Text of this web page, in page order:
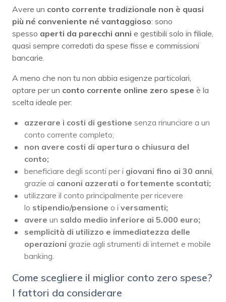
Avere un conto corrente tradizionale non è quasi
più né conveniente né vantaggioso: sono
spesso aperti da parecchi anni e gestibili solo in filiale,
quasi sempre corredati da spese fisse e commissioni
bancarie.
A meno che non tu non abbia esigenze particolari,
optare per un conto corrente online zero spese è la
scelta ideale per:
azzerare i costi di gestione senza rinunciare a un
conto corrente completo;
non avere costi di apertura o chiusura del
conto;
beneficiare degli sconti per i giovani fino ai 30 anni,
grazie ai canoni azzerati o fortemente scontati;
utilizzare il conto principalmente per ricevere
lo stipendio/pensione o i versamenti;
avere un saldo medio inferiore ai 5.000 euro;
semplicità di utilizzo e immediatezza delle
operazioni grazie agli strumenti di internet e mobile
banking.
Come scegliere il miglior conto zero spese?
I fattori da considerare